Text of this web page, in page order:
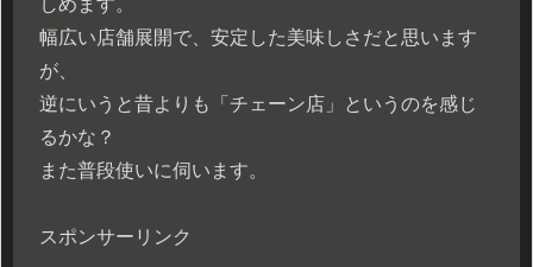
幅広い店舗展開で、安定した美味しさだと思います
が、
逆にいうと昔よりも「チェーン店」というのを感じ
るかな？
また普段使いに伺います。
スポンサーリンク